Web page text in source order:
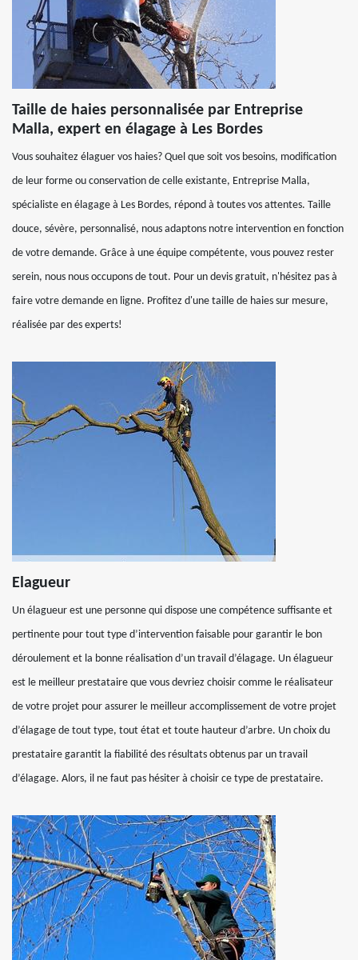
Taille de haies personnalisée par Entreprise
Malla, expert en élagage à Les Bordes
Vous souhaitez élaguer vos haies? Quel que soit vos besoins, modification
de leur forme ou conservation de celle existante, Entreprise Malla,
spécialiste en élagage à Les Bordes, répond à toutes vos attentes. Taille
douce, sévère, personnalisé, nous adaptons notre intervention en fonction
de votre demande. Grâce à une équipe compétente, vous pouvez rester
serein, nous nous occupons de tout. Pour un devis gratuit, n'hésitez pas à
faire votre demande en ligne. Profitez d'une taille de haies sur mesure,
réalisée par des experts!
Elagueur
Un élagueur est une personne qui dispose une compétence suffisante et
pertinente pour tout type d’intervention faisable pour garantir le bon
déroulement et la bonne réalisation d’un travail d’élagage. Un élagueur
est le meilleur prestataire que vous devriez choisir comme le réalisateur
de votre projet pour assurer le meilleur accomplissement de votre projet
d’élagage de tout type, tout état et toute hauteur d’arbre. Un choix du
prestataire garantit la fiabilité des résultats obtenus par un travail
d’élagage. Alors, il ne faut pas hésiter à choisir ce type de prestataire.